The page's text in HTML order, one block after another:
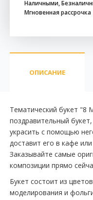
Наличными,
Мгновенная рассрочка
ОПИСАНИЕ
Тематический букет "8
поздравительный
украсить с помощью
доставит его в кафе
Заказывайте самые
композиции прямо
Букет состоит из
моделирования и